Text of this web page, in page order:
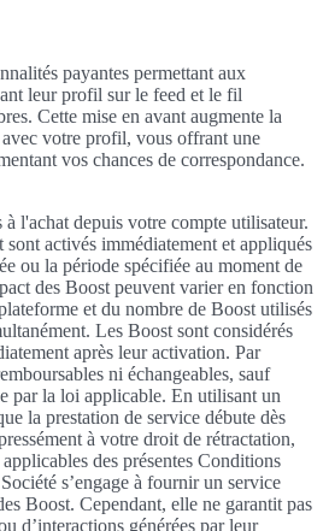
payantes permettant aux
leur profil sur le feed et le fil
Cette mise en avant augmente la
votre profil, vous offrant une
vos chances de correspondance.
l'achat depuis votre compte utilisateur.
activés immédiatement et appliqués
ou la période spécifiée au moment de
des Boost peuvent varier en fonction
et du nombre de Boost utilisés
Les Boost sont considérés
après leur activation. Par
ni échangeables, sauf
par la loi applicable. En utilisant un
la prestation de service débute dès
à votre droit de rétractation,
des présentes Conditions
s’engage à fournir un service
Boost. Cependant, elle ne garantit pas
d’interactions générées par leur